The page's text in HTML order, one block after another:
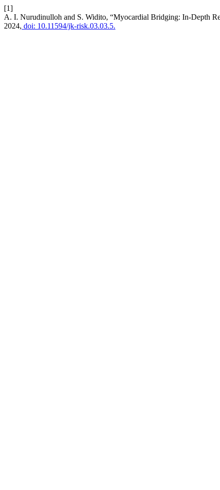
[1]
A. I. Nurudinulloh and S. Widito, “Myocardial Bridging: In-Depth
2024, doi: 10.11594/jk-risk.03.03.5.